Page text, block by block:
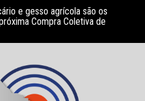
e gesso agrícola são os
Compra Coletiva de